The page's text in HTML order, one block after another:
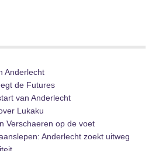
Anderlecht
de Futures
van Anderlecht
Lukaku
Verschaeren op de voet
Anderlecht zoekt uitweg